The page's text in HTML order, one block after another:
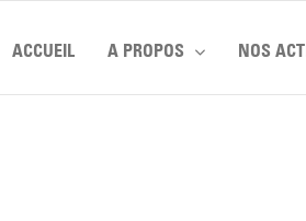
ACCUEIL A PROPOS NOS